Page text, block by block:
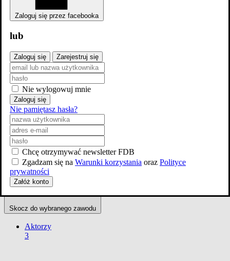
Ludzkość
Filmografia
Skocz do wybranego zawodu
Aktorzy
3
Zaloguj się przez facebooka
lub
Zaloguj się Zarejestruj się
Nie wylogowuj mnie
Zaloguj się
Nie pamiętasz hasła?
Chcę otrzymywać newsletter FDB
Zgadzam się na Warunki korzystania oraz Polityce
prywatności
Załóż konto